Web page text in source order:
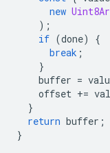
new
);
if (done)
{
break ;
}
buffer =
offset +=
}
return buffer ;
}